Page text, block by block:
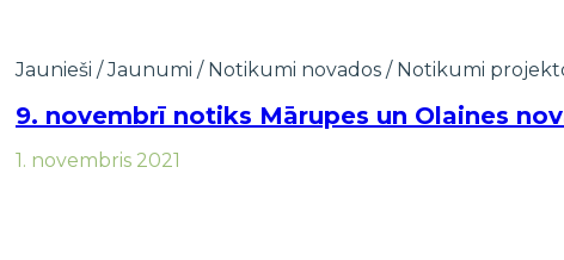
Jaunieši /Jaunumi / Notikumi novados / Notikumi
9. novembrī notiks Mārupes un Olaines
1. novembris 2021